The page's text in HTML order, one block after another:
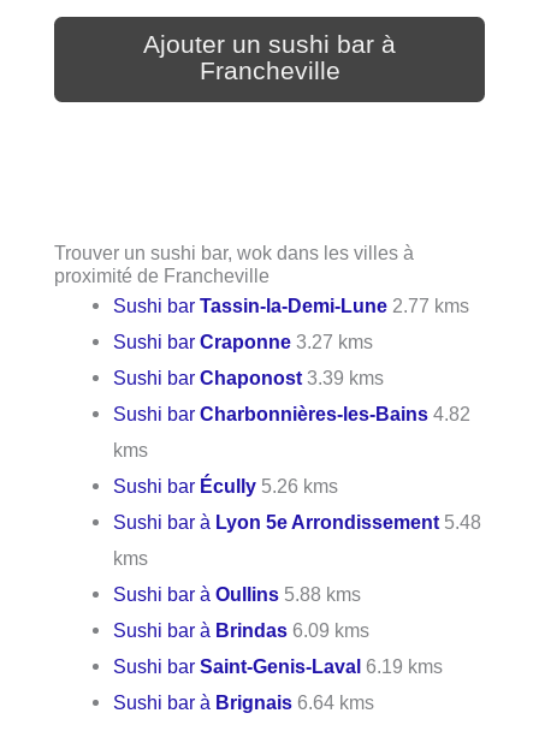
Ajouter un sushi bar à
Francheville
Trouver un sushi bar, wok dans les villes à
proximité de Francheville
Sushi barTassin-la-Demi-Lune 2.77 kms
Sushi barCraponne 3.27 kms
Sushi barChaponost 3.39 kms
Sushi barCharbonnières-les-Bains 4.82
kms
Sushi bar Écully 5.26 kms
Sushi bar à Lyon 5e Arrondissement 5.48
kms
Sushi bar àOullins 5.88 kms
Sushi bar à Brindas 6.09 kms
Sushi barSaint-Genis-Laval 6.19 kms
Sushi bar à Brignais 6.64 kms